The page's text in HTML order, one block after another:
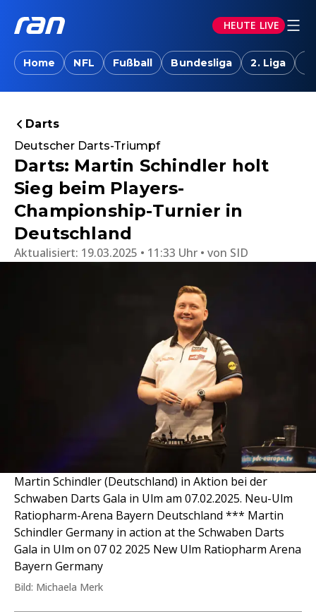
HEUTE LIVE
Home NFL Fußball Bundesliga 2. Liga
Darts
Deutscher Darts-Triumpf
Darts: Martin Schindler holt
Sieg beim Players-
Championship-Turnier in
Deutschland
Aktualisiert: 19.03.2025 • 11:33 Uhr von SID
Martin Schindler (Deutschland) in Aktion bei der
Schwaben Darts Gala in Ulm am 07.02.2025. Neu-Ulm
Ratiopharm-Arena Bayern Deutschland *** Martin
Schindler Germany in action at the Schwaben Darts
Gala in Ulm on 07 02 2025 New Ulm Ratiopharm Arena
Bayern Germany
Bild: Michaela Merk